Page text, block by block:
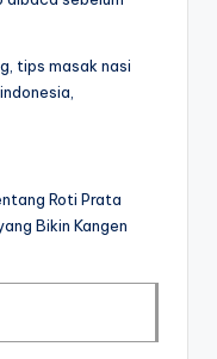
tips masak nasi
Roti Prata
Bikin Kangen